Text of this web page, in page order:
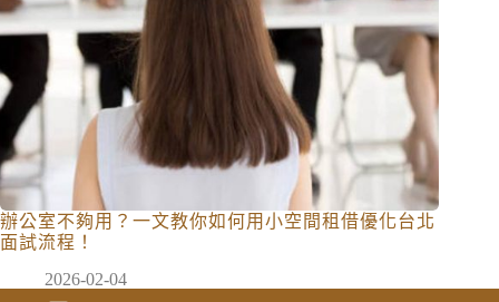
辦公室不夠用？一文教你如何用小空間租借優化台北
面試流程！
2026-02-04